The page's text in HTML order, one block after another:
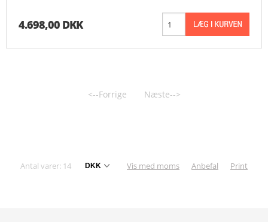
4.698,00 DKK
<--Forrige Næste-->
Antal varer: 14 Vis med moms Anbefal Print